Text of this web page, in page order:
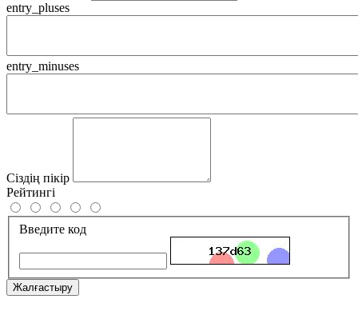
entry_pluses
entry_minuses
Сіздің пікір
Рейтингі
Введите код
Жалғастыру